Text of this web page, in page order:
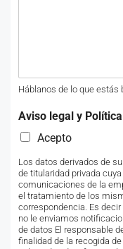
Háblanos de lo que estás
Aviso legal y
Acepto
Los datos derivados de
de titularidad privada
comunicaciones de la
el tratamiento de los
correspondencia. Es
no le enviamos
de datos El responsable
finalidad de la recogida